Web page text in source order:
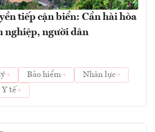
tiếp cận biển: Cần hài hòa
nghiệp, người dân
Bảo hiểm
Nhân lực
Y tế